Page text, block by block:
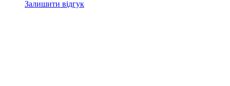
Залишити відгук